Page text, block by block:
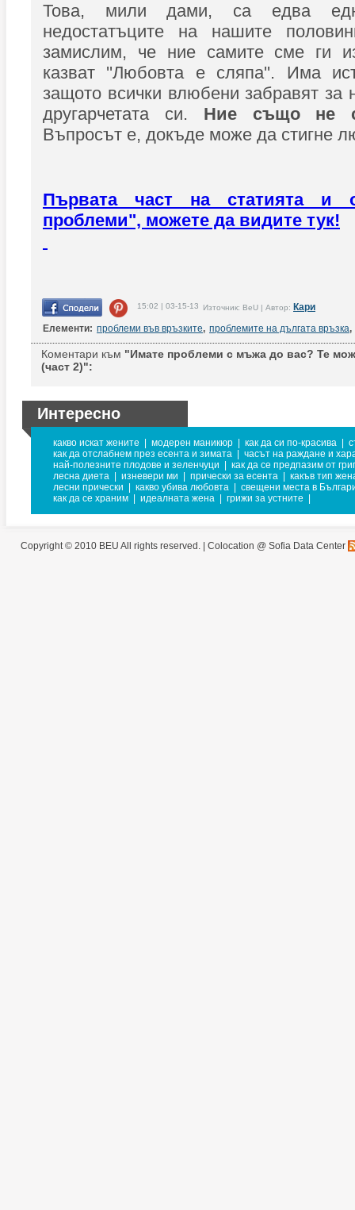
Това, мили дами, са едва
недостатъците на нашите
замислим, че ние самите сме ги
казват ''Любовта е сляпа''. Има
защото всички влюбени забравят за
другарчетата си. Ние също не
Въпросът е, докъде може да стигне
Първата част на статията и
проблеми", можете да видите тук!
15:02 | 03-15-13 Източник: BeU | Автор: Кари
Елементи: проблеми във връзките, проблемите на дългата връзка,
Коментари към "Имате проблеми с мъжа до вас? Те
(част 2)":
Интересно
какво искат жените модерен маникюр как да си по-красива
как да отслабнем през есента и зимата
часът на раждане и
най-полезните плодове и зеленчуци
как да се предпазим от
лесна диета
изневери ми прически за есента
какъв тип
лесни прически
какво убива любовта
свещени места в
как да се храним
идеалната жена грижи за устните
Copyright © 2010 BEU All rights reserved. | Colocation @ Sofia Data Center